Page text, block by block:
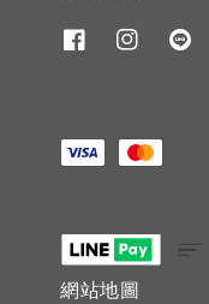
網站地圖